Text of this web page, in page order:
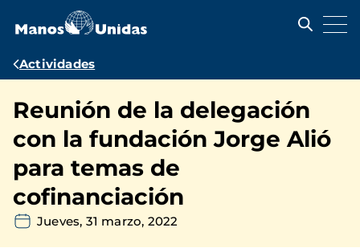
contenido
Ruta
navegación
Actividades
Reunión de la delegación
con la fundación Jorge Alió
para temas de
cofinanciación
Jueves, 31 marzo, 2022